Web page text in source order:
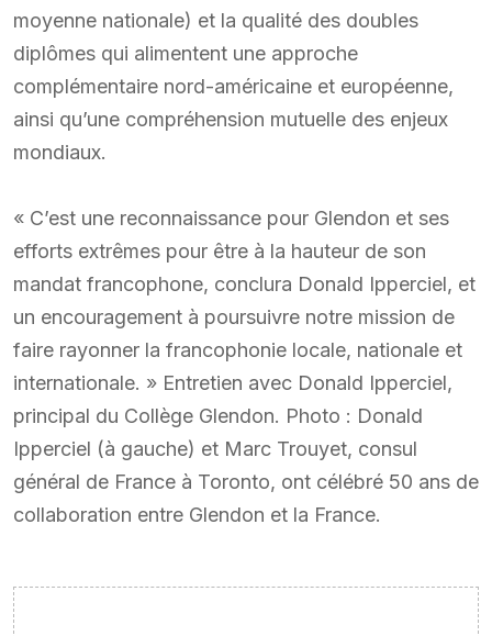
moyenne nationale) et la qualité des doubles
diplômes qui alimentent une approche
complémentaire nord-américaine et européenne,
ainsi qu’une compréhension mutuelle des enjeux
mondiaux.
« C’est une reconnaissance pour Glendon et ses
efforts extrêmes pour être à la hauteur de son
mandat francophone, conclura Donald Ipperciel, et
un encouragement à poursuivre notre mission de
faire rayonner la francophonie locale, nationale et
internationale. » Entretien avec Donald Ipperciel,
principal du Collège Glendon. Photo : Donald
Ipperciel (à gauche) et Marc Trouyet, consul
général de France à Toronto, ont célébré 50 ans de
collaboration entre Glendon et la France.